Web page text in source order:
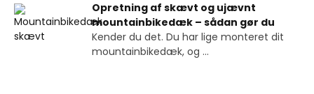
Opretning af skævt og ujævnt
mountainbikedæk – sådan gør du
Kender du det. Du har lige monteret dit
mountainbikedæk, og ...